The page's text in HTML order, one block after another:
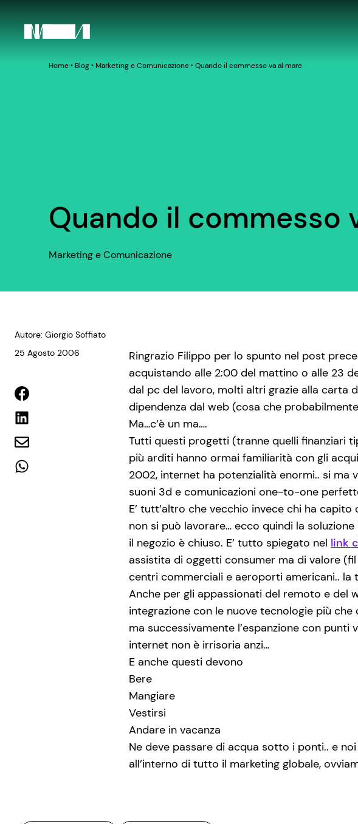
Home‣ Blog‣ Marketing e Comunicazione‣Quando il commesso va al mare
Quando il commesso
Marketing e Comunicazione
Autore: Giorgio Soffiato
25 Agosto 2006
Ringrazio Filippo per lo spunto nel post
acquistando alle 2:00 del mattino o alle 23
dal pc del lavoro, molti altri grazie alla carta
dipendenza dal web (cosa che
Ma…c’è un ma….
Tutti questi progetti (tranne quelli finanziari
più arditi hanno ormai familiarità con gli
2002, internet ha potenzialità enormi.. si
suoni 3d e comunicazioni one-to-one
E’ tutt’altro che vecchio invece chi ha
non si può lavorare… ecco quindi la
il negozio è chiuso. E’ tutto spiegato nel link
assistita di oggetti consumer ma di valore
centri commerciali e aeroporti americani.. la
Anche per gli appassionati del remoto e del
integrazione con le nuove tecnologie più
ma successivamente l’espanzione con
internet non è irrisoria anzi…
E anche questi devono
Bere
Mangiare
Vestirsi
Andare in vacanza
Ne deve passare di acqua sotto i ponti.. e
all’interno di tutto il marketing globale,